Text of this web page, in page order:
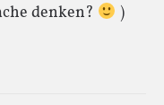
denken?
)